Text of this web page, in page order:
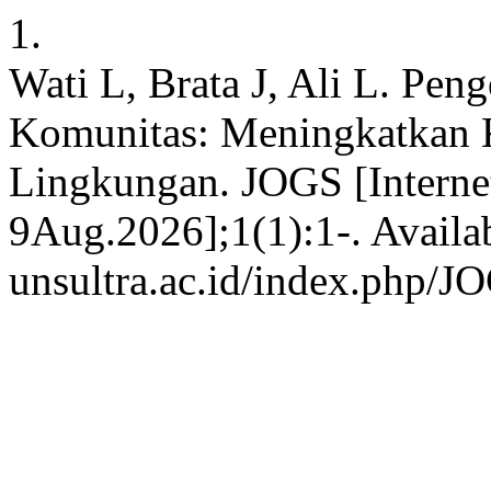
1.
Wati L, Brata J, Ali L.
Komunitas: Meningkatkan
Lingkungan. JOGS
9Aug.2026];1(1):1-.
unsultra.ac.id/index.php/